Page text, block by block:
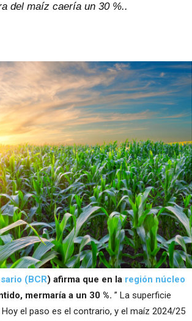
del maíz caería un 30 %..
(BCR) afirma que en la región núcleo
mermaría a un 30 %. ” La superficie
el paso es el contrario, y el maíz 2024/25